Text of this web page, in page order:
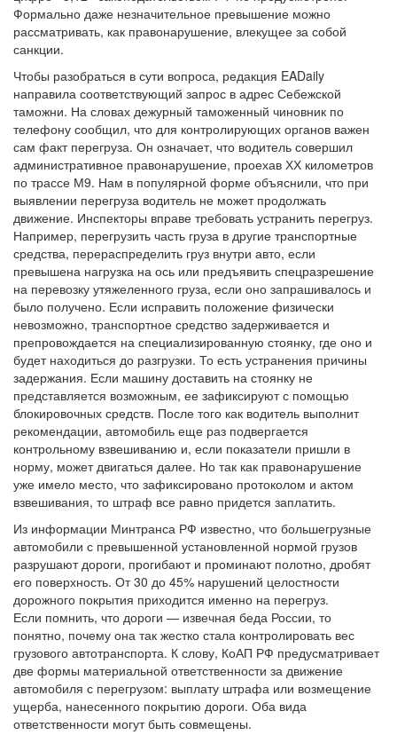
Формально даже незначительное превышение можно
рассматривать, как правонарушение, влекущее за собой
санкции.
Чтобы разобраться в сути вопроса, редакция EADaily
направила соответствующий запрос в адрес Себежской
таможни. На словах дежурный таможенный чиновник по
телефону сообщил, что для контролирующих органов важен
сам факт перегруза. Он означает, что водитель совершил
административное правонарушение, проехав ХХ километров
по трассе М9. Нам в популярной форме объяснили, что при
выявлении перегруза водитель не может продолжать
движение. Инспекторы вправе требовать устранить перегруз.
Например, перегрузить часть груза в другие транспортные
средства, перераспределить груз внутри авто, если
превышена нагрузка на ось или предъявить спецразрешение
на перевозку утяжеленного груза, если оно запрашивалось и
было получено. Если исправить положение физически
невозможно, транспортное средство задерживается и
препровождается на специализированную стоянку, где оно и
будет находиться до разгрузки. То есть устранения причины
задержания. Если машину доставить на стоянку не
представляется возможным, ее зафиксируют с помощью
блокировочных средств. После того как водитель выполнит
рекомендации, автомобиль еще раз подвергается
контрольному взвешиванию и, если показатели пришли в
норму, может двигаться далее. Но так как правонарушение
уже имело место, что зафиксировано протоколом и актом
взвешивания, то штраф все равно придется заплатить.
Из информации Минтранса РФ известно, что большегрузные
автомобили с превышенной установленной нормой грузов
разрушают дороги, прогибают и проминают полотно, дробят
его поверхность. От 30 до 45% нарушений целостности
дорожного покрытия приходится именно на перегруз.
Если помнить, что дороги — извечная беда России, то
понятно, почему она так жестко стала контролировать вес
грузового автотранспорта. К слову, КоАП РФ предусматривает
две формы материальной ответственности за движение
автомобиля с перегрузом: выплату штрафа или возмещение
ущерба, нанесенного покрытию дороги. Оба вида
ответственности могут быть совмещены.